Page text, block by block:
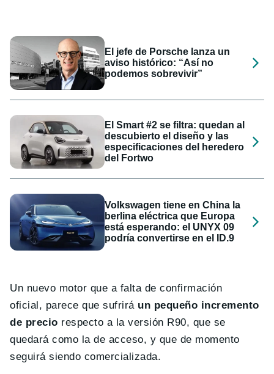
El jefe de Porsche lanza un
aviso histórico: “Así no
podemos sobrevivir”
El Smart #2 se filtra: quedan al
descubierto el diseño y las
especificaciones del heredero
del Fortwo
Volkswagen tiene en China la
berlina eléctrica que Europa
está esperando: el UNYX 09
podría convertirse en el ID.9
Un nuevo motor que a falta de confirmación
oficial, parece que sufrirá un pequeño incremento
de precio respecto a la versión R90, que se
quedará como la de acceso, y que de momento
seguirá siendo comercializada.